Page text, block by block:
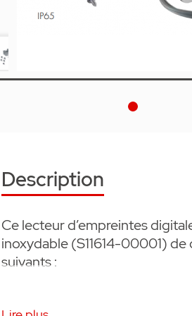
Description
Ce lecteur d’empreintes
inoxydable (S11614-00001)
suivants :
• Module central ENTRAsys+